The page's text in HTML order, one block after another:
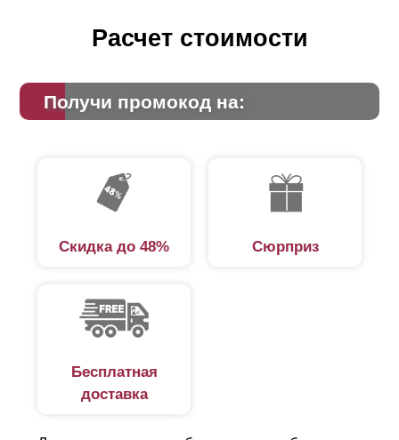
Расчет стоимости
Получи промокод на:
Скидка до 48% Сюрприз
Бесплатная
доставка